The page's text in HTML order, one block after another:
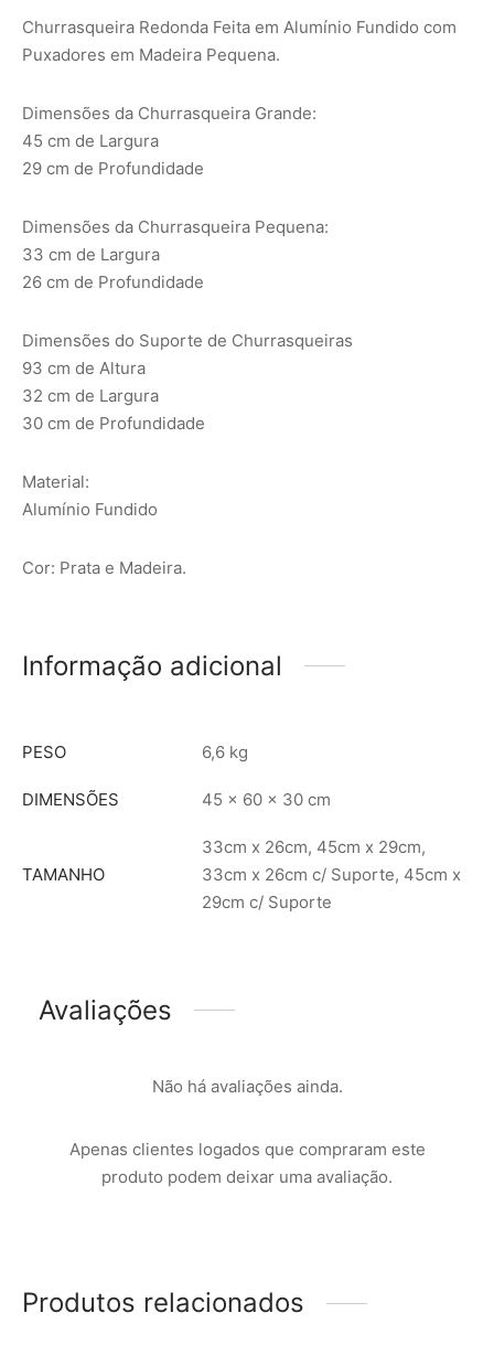
Churrasqueira Redonda Feita em Alumínio Fundido com
Puxadores em Madeira Pequena.
Dimensões da Churrasqueira Grande:
45 cm de Largura
29 cm de Profundidade
Dimensões da Churrasqueira Pequena:
33 cm de Largura
26 cm de Profundidade
Dimensões do Suporte de Churrasqueiras
93 cm de Altura
32 cm de Largura
30 cm de Profundidade
Material:
Alumínio Fundido
Cor: Prata e Madeira.
Informação adicional
PESO 6,6 kg
DIMENSÕES 45 × 60 × 30 cm
TAMANHO
33cm x 26cm, 45cm x 29cm,
33cm x 26cm c/ Suporte, 45cm x
29cm c/ Suporte
Avaliações
Não há avaliações ainda.
Apenas clientes logados que compraram este
produto podem deixar uma avaliação.
Produtos relacionados